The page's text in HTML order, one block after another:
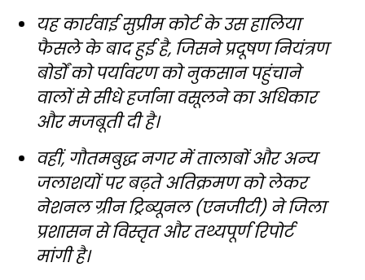
यह कार्रवाई सुप्रीम कोर्ट के उस हालिया
फैसले के बाद हुई है, जिसने प्रदूषण नियंत्रण
बोर्डों को पर्यावरण को नुकसान पहुंचाने
वालों से सीधे हर्जाना वसूलने का अधिकार
और मजबूती दी है।
वहीं, गौतमबुद्ध नगर में तालाबों और अन्य
जलाशयों पर बढ़ते अतिक्रमण को लेकर
नेशनल ग्रीन ट्रिब्यूनल (एनजीटी) ने जिला
प्रशासन से विस्तृत और तथ्यपूर्ण रिपोर्ट
मांगी है।